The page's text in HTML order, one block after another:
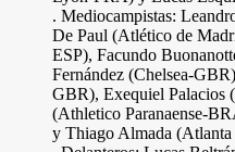
. Mediocampistas:
De Paul (Atlético de
ESP), Facundo
Fernández (Chelsea-
GBR), Exequiel Palacios
(Athletico Paranaense-
y Thiago Almada